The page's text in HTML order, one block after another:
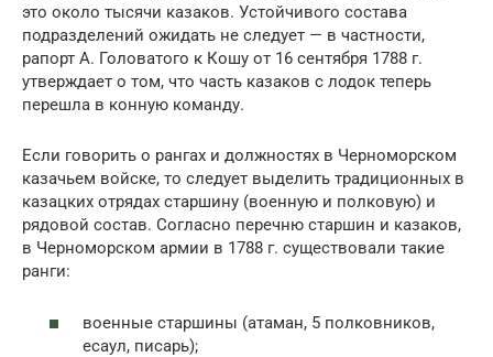
это около тысячи казаков. Устойчивого состава
подразделений ожидать не следует — в частности,
рапорт А. Головатого к Кошу от 16 сентября 1788 г.
утверждает о том, что часть казаков с лодок теперь
перешла в конную команду.
Если говорить о рангах и должностях в Черноморском
казачьем войске, то следует выделить традиционных в
казацких отрядах старшину (военную и полковую) и
рядовой состав. Согласно перечню старшин и казаков,
в Черноморском армии в 1788 г. существовали такие
ранги:
военные старшины (атаман, 5 полковников,
есаул, писарь);